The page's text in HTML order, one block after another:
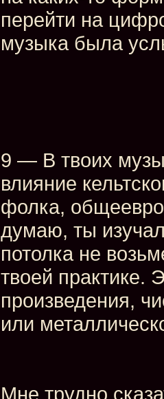
перейти на
музыка была
9 — В твоих
влияние
фолка,
думаю, ты
потолка не
твоей практике.
произведения,
или
Мне трудно